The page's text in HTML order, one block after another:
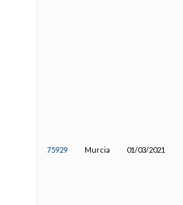
75929 Murcia 01/03/2021